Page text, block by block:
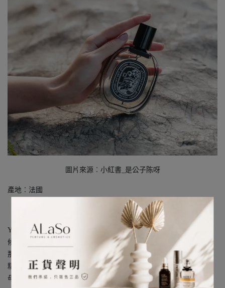
圖片來源︰小紅書_是公子陈呀
產地︰法國
Yves Coueslant兒時曾於越南下龍灣度過夏日，為了逃離濕熱的氣
候，他的父親於當地海防市遠離海港的Do Son建造了一座小亭。
那裡的空氣清涼舒適，海風輕撫帶來了攝人心魄的晚香玉香氣。這
精緻令人迷醉的晚香玉芬芳，帶有果實與花朵之間神秘，也正是他
母親最喜愛的花朵。